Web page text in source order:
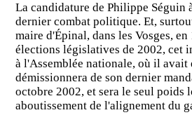
La candidature de Philippe Séguin
dernier combat politique. Et,
maire d'Épinal, dans les Vosges,
élections législatives de 2002, cet
à l'Assemblée nationale, où il
démissionnera de son dernier
octobre 2002, et sera le seul poids
aboutissement de l'alignement du